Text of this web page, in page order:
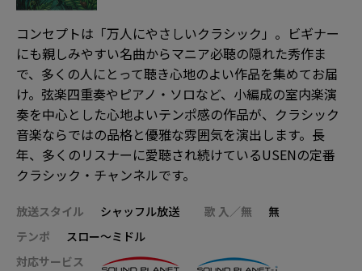
コンセプトは「万人にやさしいクラシック」。ビギナー
にも親しみやすい名曲からマニア必聴の隠れた秀作ま
で、多くの人にとって聴き心地のよい作品を集めてお届
け。弦楽四重奏やピアノ・ソロなど、小編成の室内楽演
奏を中心とした心地よいテンポ感の作品が、クラシック
音楽ならではの品格と優雅な雰囲気を演出します。長
年、多くのリスナーに愛聴され続けているUSENの定番
クラシック・チャンネルです。
放送スタイル シャッフル放送 歌 入／無
無
テンポ
スロー～ミドル
対応サービス